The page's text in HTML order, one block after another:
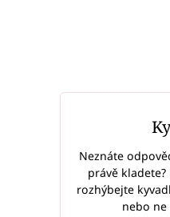
Neznáte
právě
rozhýbejte
nebo ne